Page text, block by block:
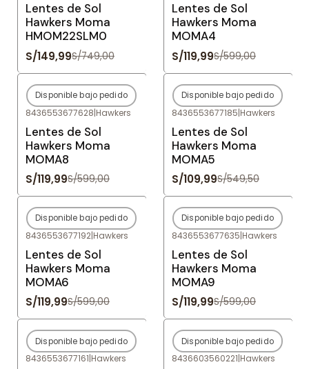
Lentes de Sol
Hawkers Moma
HMOM22SLM0
S/149,99S/749,00
Lentes de Sol
Hawkers Moma
MOMA4
S/119,99S/599,00
-80%OFF
Agotado
Disponible bajo pedido
8436553677628|Hawkers
Lentes de Sol
Hawkers Moma
MOMA8
S/119,99S/599,00
-80%OFF
Agotado
Disponible bajo pedido
8436553677185|Hawkers
Lentes de Sol
Hawkers Moma
MOMA5
S/109,99S/549,50
-80%OFF
Agotado
Disponible bajo pedido
8436553677192|Hawkers
Lentes de Sol
Hawkers Moma
MOMA6
S/119,99S/599,00
-80%OFF
Agotado
Disponible bajo pedido
8436553677635|Hawkers
Lentes de Sol
Hawkers Moma
MOMA9
S/119,99S/599,00
-80%OFF
Agotado
Disponible bajo pedido
8436553677161|Hawkers
-80%OFF
Agotado
Disponible bajo pedido
8436603560221|Hawkers